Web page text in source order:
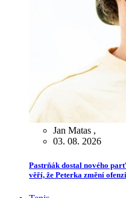
Jan Matas ,
03. 08. 2026
Pastrňák dostal nového
věří, že Peterka změní